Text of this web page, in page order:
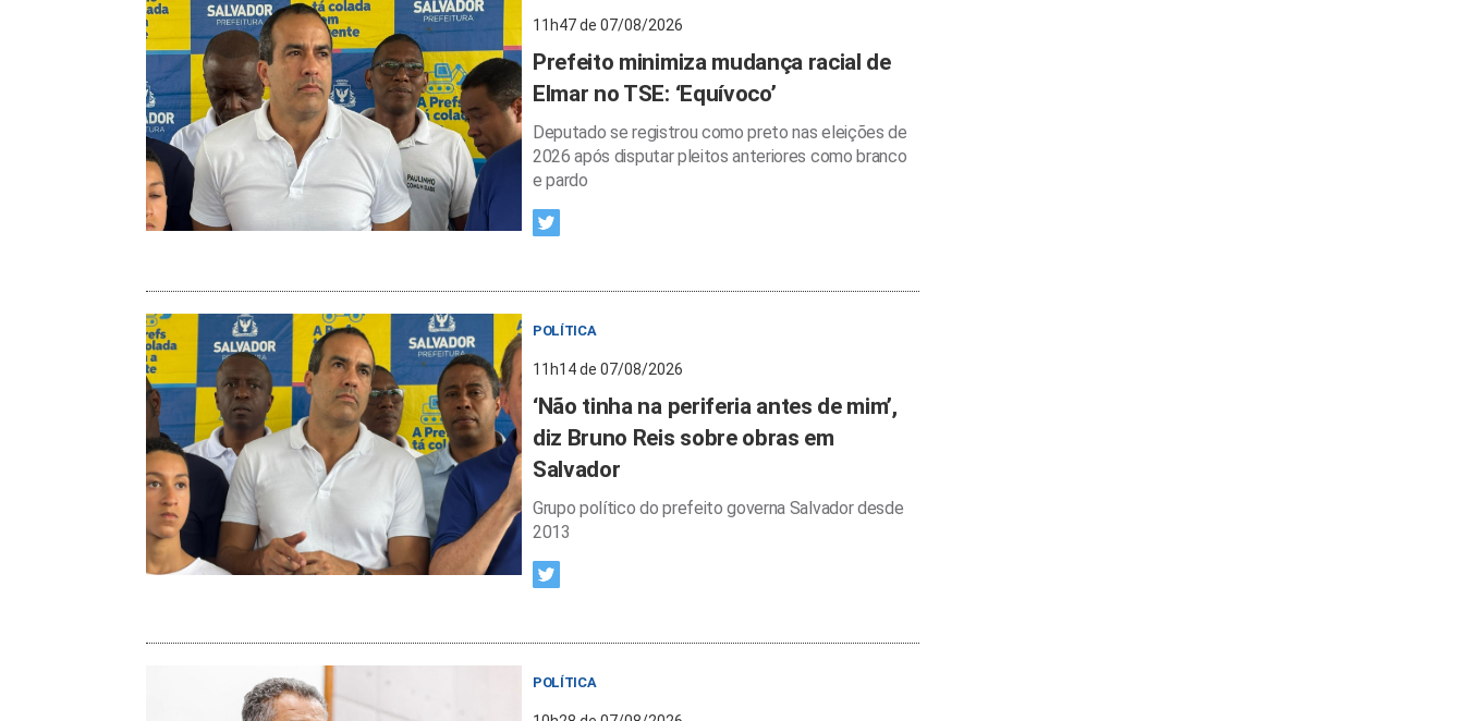
11h47 de 07/08/2026
Prefeito minimiza mudança racial de
Elmar no TSE: ‘Equívoco’
Deputado se registrou como preto nas eleições de
2026 após disputar pleitos anteriores como branco
e pardo
POLÍTICA
11h14 de 07/08/2026
‘Não tinha na periferia antes de mim’,
diz Bruno Reis sobre obras em
Salvador
Grupo político do prefeito governa Salvador desde
2013
POLÍTICA